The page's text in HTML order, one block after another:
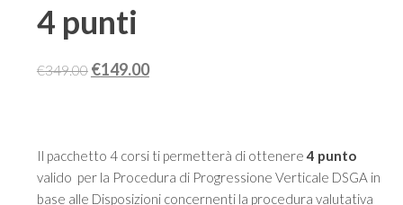
4 punti
€349.00 Il
€349.00.
€149.00Il
€149.00.
Il pacchetto 4 corsi ti permetterà di ottenere4 punto
valido per la Procedura di Progressione Verticale DSGA in
base alle Disposizioni concernenti la procedura valutativa